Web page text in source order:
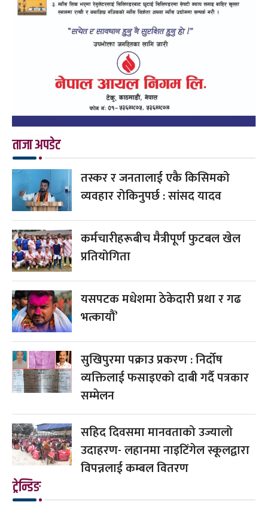
ताजा अपडेट
तस्कर र जनतालाई एकै किसिमको
व्यवहार रोकिनुपर्छ : सांसद यादव
कर्मचारीहरूबीच मैत्रीपूर्ण फुटबल खेल
प्रतियोगिता
यसपटक मधेशमा ठेकेदारी प्रथा र गढ
भत्कायौं’
सुखिपुरमा पक्राउ प्रकरण : निर्दोष
व्यक्तिलाई फसाइएको दाबी गर्दै पत्रकार
सम्मेलन
सहिद दिवसमा मानवताको उज्यालो
उदाहरण- लहानमा नाइटिंगेल स्कूलद्वारा
विपन्नलाई कम्बल वितरण
ट्रेन्डिङ